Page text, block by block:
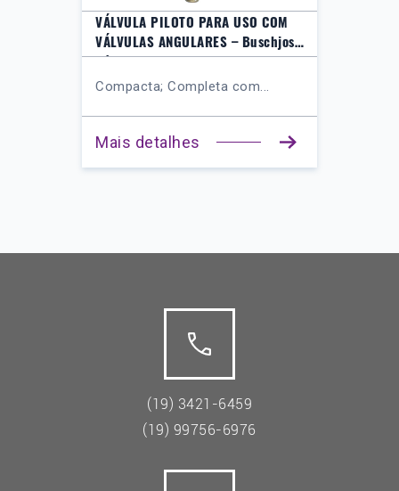
VÁLVULA PILOTO PARA USO COM
VÁLVULAS ANGULARES – Buschjost
Série 84660
Compacta; Completa com...
Mais detalhes
(19) 3421-6459
(19) 99756-6976